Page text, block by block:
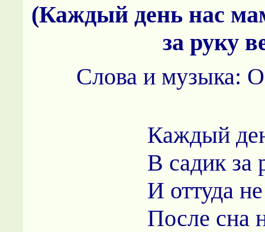
(Каждый день нас
за руку
Слова и музыка:
Каждый
В садик за
И оттуда
После сна